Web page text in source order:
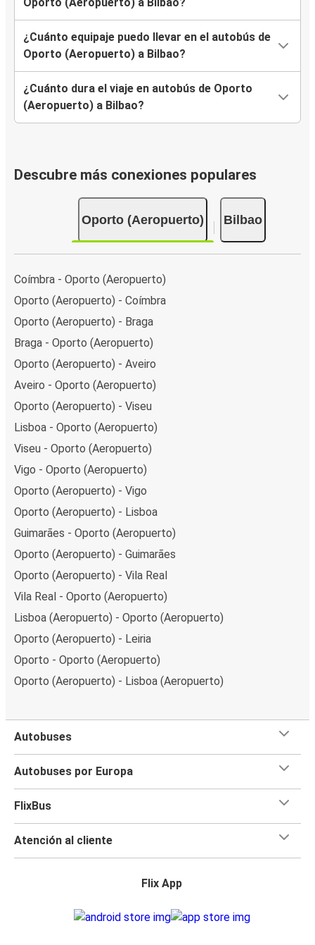
¿Cuánto equipaje puedo llevar en el autobús de
Oporto (Aeropuerto) a Bilbao?
¿Cuánto dura el viaje en autobús de Oporto
(Aeropuerto) a Bilbao?
Descubre más conexiones populares
Oporto (Aeropuerto) Bilbao
Coímbra - Oporto (Aeropuerto)
Oporto (Aeropuerto) - Coímbra
Oporto (Aeropuerto) - Braga
Braga - Oporto (Aeropuerto)
Oporto (Aeropuerto) - Aveiro
Aveiro - Oporto (Aeropuerto)
Oporto (Aeropuerto) - Viseu
Lisboa - Oporto (Aeropuerto)
Viseu - Oporto (Aeropuerto)
Vigo - Oporto (Aeropuerto)
Oporto (Aeropuerto) - Vigo
Oporto (Aeropuerto) - Lisboa
Guimarães - Oporto (Aeropuerto)
Oporto (Aeropuerto) - Guimarães
Oporto (Aeropuerto) - Vila Real
Vila Real - Oporto (Aeropuerto)
Lisboa (Aeropuerto) - Oporto (Aeropuerto)
Oporto (Aeropuerto) - Leiria
Oporto - Oporto (Aeropuerto)
Oporto (Aeropuerto) - Lisboa (Aeropuerto)
Autobuses
Autobuses por Europa
FlixBus
Atención al cliente
Flix App